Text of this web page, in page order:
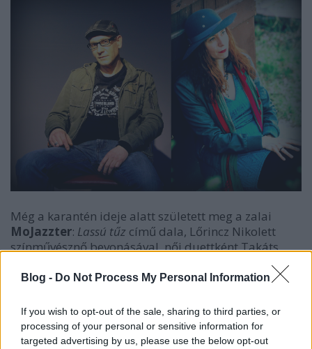
Blog - Do Not Process My Personal Information
If you wish to opt-out of the sale, sharing to third parties, or
processing of your personal or sensitive information for
targeted advertising by us, please use the below opt-out
Még a karantén ideje alatt született meg a zalai
MoJazzter: Lassú tűz című dala, Lőrincz Nikolett
színművésznő bevonásával, női duettként Takáts
című dalnál,
itt is közösen dobták össze a videóanyagot Barsi
markánsan jelenik meg a férfi és a női vonal (akár
egy személyiségen belül), mégis egyensúlyra való
törekvéssel.